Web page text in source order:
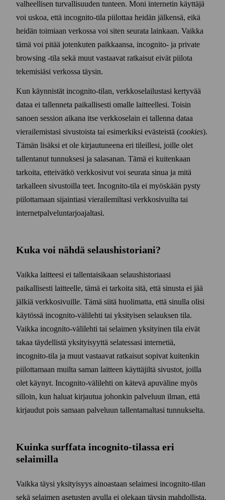
valheellisen turvallisuuden tunteen. Moni internetin käyttäjä
voi uskoa, että incognito-tila piilottaa heidän jälkensä, eikä
heidän toimiaan verkossa voi siten seurata lainkaan. Vaikka
tämä voi pitää joten­kuten paikkaansa, incognito- ja private
browsing ‑tila sekä muut vastaavat ratkaisut eivät piilota
tekemisiäsi verkossa täysin.
Kun käynnistät incognito-tilan, verkko­selailustasi kertyvää
dataa ei tallenneta paikallisesti omalle laitteellesi. Toisin
sanoen session aikana itse verkko­selain ei tallenna dataa
vierailemistasi sivustoista tai esi­merkiksi evästeistä (cookies).
Tämän lisäksi et ole kirjautuneena eri tileillesi, joille olet
tallentanut tunnuksesi ja sala­sanan. Tämä ei kuitenkaan
tarkoita, etteivätkö verkko­sivut voi seurata sinua ja mitä
tarkalleen sivustoilla teet. Incognito-tila ei myöskään pysty
piilottamaan sijaintiasi vierailemiltasi verkko­sivuilta tai
internet­palvelun­tarjoajaltasi.
Kuka voi nähdä selaus­historiani?
Vaikka laitteesi ei tallentaisikaan selaus­historiaasi
paikallisesti laitteelle, tämä ei tarkoita sitä, että sinusta ei jää
jälkiä verkko­sivuille. Tämä siitä huolimatta, että sinulla olisi
käytössä incognito-väli­lehti tai yksityisen selauksen tila.
Vaikka incognito-väli­lehti tai selaimen yksityinen tila eivät
takaa täydellistä yksityisyyttä selatessasi internetiä,
incognito-tila ja muut vastaavat ratkaisut sopivat kuitenkin
piilottamaan muilta saman laitteen käyttäjiltä sivustot, joilla
olet käynyt. Incognito-väli­lehti on kätevä apu­väline myös
silloin, kun haluat kirjautua johonkin palveluun ilman, että
kirjaudut pois samaan palveluun tallentamaltasi tunnukselta.
Kuinka surffata incognito-tilassa eri
selaimilla
Vaikka täysi yksityisyys ainoastaan selaimesi incognito-tilan
sekä selaimen asetusten avulla ei olekaan täysin mahdollista,